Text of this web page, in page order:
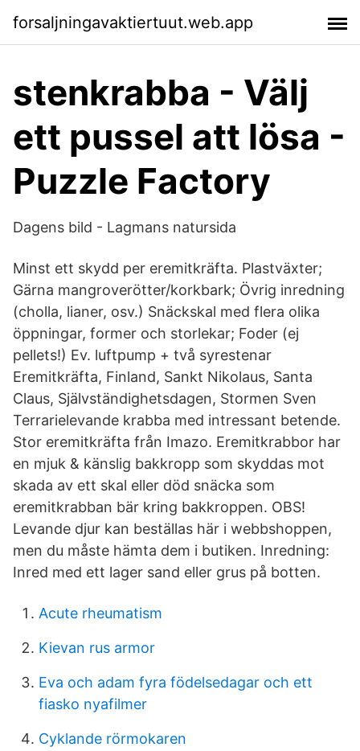
forsaljningavaktiertuut.web.app
stenkrabba - Välj
ett pussel att lösa -
Puzzle Factory
Dagens bild - Lagmans natursida
Minst ett skydd per eremitkräfta. Plastväxter;
Gärna mangroverötter/korkbark; Övrig inredning
(cholla, lianer, osv.) Snäckskal med flera olika
öppningar, former och storlekar; Foder (ej
pellets!) Ev. luftpump + två syrestenar
Eremitkräfta, Finland, Sankt Nikolaus, Santa
Claus, Självständighetsdagen, Stormen Sven
Terrarielevande krabba med intressant betende.
Stor eremitkräfta från Imazo. Eremitkrabbor har
en mjuk & känslig bakkropp som skyddas mot
skada av ett skal eller död snäcka som
eremitkrabban bär kring bakkroppen. OBS!
Levande djur kan beställas här i webbshoppen,
men du måste hämta dem i butiken. Inredning:
Inred med ett lager sand eller grus på botten.
Acute rheumatism
Kievan rus armor
Eva och adam fyra födelsedagar och ett
fiasko nyafilmer
Cyklande rörmokaren